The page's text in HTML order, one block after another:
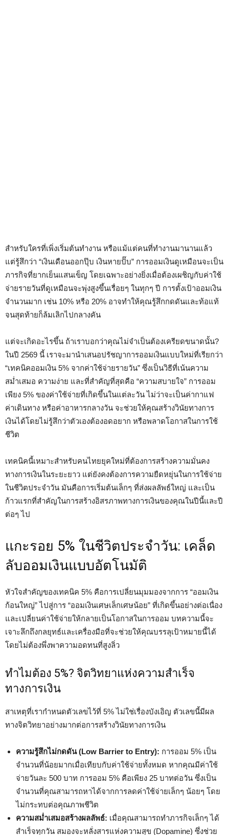
สำหรับใครที่เพิ่งเริ่มต้นทำงาน หรือแม้แต่คนที่ทำงานมานานแล้ว
แต่รู้สึกว่า “เงินเดือนออกปุ๊บ เงินหายปั๊บ” การออมเงินดูเหมือนจะเป็น
ภารกิจที่ยากเย็นแสนเข็ญ โดยเฉพาะอย่างยิ่งเมื่อต้องเผชิญกับค่าใช้
จ่ายรายวันที่ดูเหมือนจะพุ่งสูงขึ้นเรื่อยๆ ในทุกๆ ปี การตั้งเป้าออมเงิน
จำนวนมาก เช่น 10% หรือ 20% อาจทำให้คุณรู้สึกกดดันและท้อแท้
จนสุดท้ายก็ล้มเลิกไปกลางคัน
แต่จะเกิดอะไรขึ้น ถ้าเราบอกว่าคุณไม่จำเป็นต้องเครียดขนาดนั้น?
ในปี 2569 นี้ เราจะมานำเสนอปรัชญาการออมเงินแบบใหม่ที่เรียกว่า
“เทคนิคออมเงิน 5% จากค่าใช้จ่ายรายวัน” ซึ่งเป็นวิธีที่เน้นความ
สม่ำเสมอ ความง่าย และที่สำคัญที่สุดคือ “ความสบายใจ” การออม
เพียง 5% ของค่าใช้จ่ายที่เกิดขึ้นในแต่ละวัน ไม่ว่าจะเป็นค่ากาแฟ
ค่าเดินทาง หรือค่าอาหารกลางวัน จะช่วยให้คุณสร้างวินัยทางการ
เงินได้โดยไม่รู้สึกว่าตัวเองต้องอดอยาก หรือพลาดโอกาสในการใช้
ชีวิต
เทคนิคนี้เหมาะสำหรับคนไทยยุคใหม่ที่ต้องการสร้างความมั่นคง
ทางการเงินในระยะยาว แต่ยังคงต้องการความยืดหยุ่นในการใช้จ่าย
ในชีวิตประจำวัน มันคือการเริ่มต้นเล็กๆ ที่ส่งผลลัพธ์ใหญ่ และเป็น
ก้าวแรกที่สำคัญในการสร้างอิสรภาพทางการเงินของคุณในปีนี้และปี
ต่อๆ ไป
แกะรอย 5% ในชีวิตประจำวัน: เคล็ด
ลับออมเงินแบบอัตโนมัติ
หัวใจสำคัญของเทคนิค 5% คือการเปลี่ยนมุมมองจากการ “ออมเงิน
ก้อนใหญ่” ไปสู่การ “ออมเงินเศษเล็กเศษน้อย” ที่เกิดขึ้นอย่างต่อเนื่อง
และเปลี่ยนค่าใช้จ่ายให้กลายเป็นโอกาสในการออม บทความนี้จะ
เจาะลึกถึงกลยุทธ์และเครื่องมือที่จะช่วยให้คุณบรรลุเป้าหมายนี้ได้
โดยไม่ต้องพึ่งพาความอดทนที่สูงลิ่ว
ทำไมต้อง 5%? จิตวิทยาแห่งความสำเร็จ
ทางการเงิน
สาเหตุที่เรากำหนดตัวเลขไว้ที่ 5% ไม่ใช่เรื่องบังเอิญ ตัวเลขนี้มีผล
ทางจิตวิทยาอย่างมากต่อการสร้างวินัยทางการเงิน
ความรู้สึกไม่กดดัน (Low Barrier to Entry): การออม 5% เป็น
จำนวนที่น้อยมากเมื่อเทียบกับค่าใช้จ่ายทั้งหมด หากคุณมีค่าใช้
จ่ายวันละ 500 บาท การออม 5% คือเพียง 25 บาทต่อวัน ซึ่งเป็น
จำนวนที่คุณสามารถหาได้จากการลดค่าใช้จ่ายเล็กๆ น้อยๆ โดย
ไม่กระทบต่อคุณภาพชีวิต
ความสม่ำเสมอสร้างผลลัพธ์: เมื่อคุณสามารถทำภารกิจเล็กๆ ได้
สำเร็จทุกวัน สมองจะหลั่งสารแห่งความสุข (Dopamine) ซึ่งช่วย